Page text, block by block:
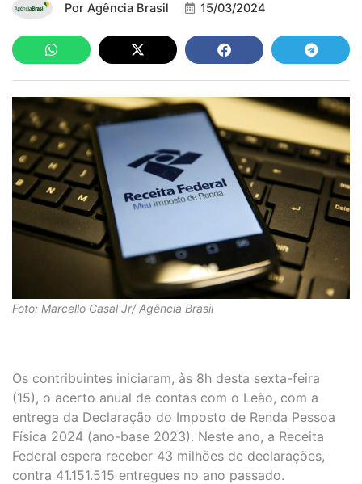
Por Agência Brasil 15/03/2024
Foto: Marcello Casal Jr/ Agência Brasil
Os contribuintes iniciaram, às 8h desta sexta-feira
(15), o acerto anual de contas com o Leão, com a
entrega da Declaração do Imposto de Renda Pessoa
Física 2024 (ano-base 2023). Neste ano, a Receita
Federal espera receber 43 milhões de declarações,
contra 41.151.515 entregues no ano passado.